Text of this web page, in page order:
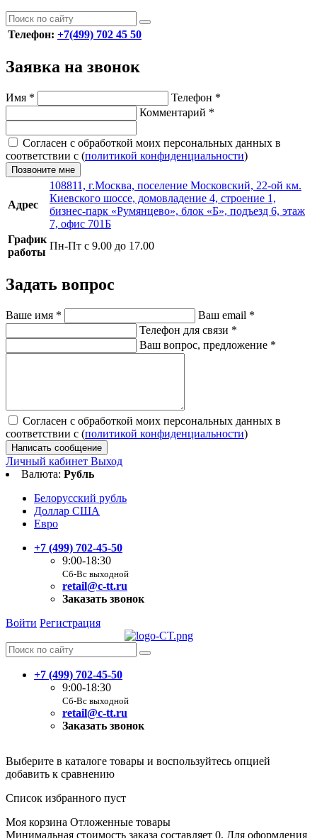
Телефон: +7(499) 702 45 50
Заявка на звонок
Имя * Телефон *
Комментарий *
Согласен с обработкой моих персональных данных в
соответствии с (политикой конфиденциальности)
Позвоните мне
Адрес
108811, г.Москва, поселение Московский, 22-ой км.
Киевского шоссе, домовладение 4, строение 1,
бизнес-парк «Румянцево», блок «Б», подъезд 6, этаж
7, офис 701Б
График
работы
Пн-Пт с 9.00 до 17.00
Задать вопрос
Ваше имя * Ваш email *
Телефон для связи *
Ваш вопрос, предложение *
Согласен с обработкой моих персональных данных в
соответствии с (политикой конфиденциальности)
Написать сообщение
Личный кабинет Выход
Валюта: Рубль
Белорусский рубль
Доллар США
Евро
+7 (499) 702-45-50
9:00-18:30
Сб-Вс выходной
retail@c-tt.ru
Заказать звонок
Войти Регистрация
+7 (499) 702-45-50
9:00-18:30
Сб-Вс выходной
retail@c-tt.ru
Заказать звонок
Выберите в каталоге товары и воспользуйтесь опцией
добавить к сравнению
Список избранного пуст
Моя корзина Отложенные товары
Минимальная стоимость заказа составляет 0. Для оформления